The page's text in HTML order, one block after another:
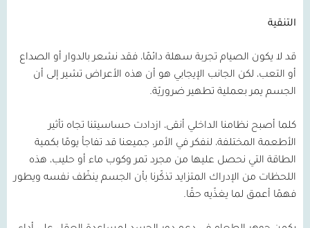
التنقية
قد لا يكون الصيام تجربة سهلة دائمًا، فقد نشعر بالدوار أو الصداع
أو التعب، لكن الجانب الإيجابي هو أن هذه الأعراض تشير إلى أن
الجسم يمر بعملية تطهير ضروريّة.
كلما أصبح نظامنا الداخلي أنقى، ازدادت حساسيتنا تجاه تأثير
الأطعمة المختلفة، لنفكر في الأمر، جميعنا قد تفاجأ يومًا بكمية
الطاقة التي نحصل عليها من مجرد تمر وكوب ماء أو حليب، هذه
اللحظات من الإدراك المتزايد تذكّرنا بأن الجسم ينظّف نفسه ويطور
فهمًا أعمق لما يغذّيه حقًا.